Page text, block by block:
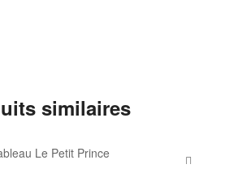
similaires